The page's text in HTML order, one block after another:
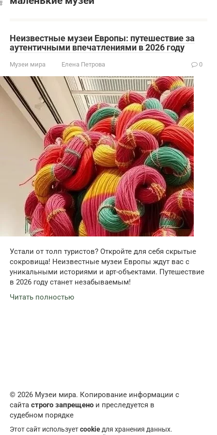
Неизвестные музеи Европы: путешествие за
аутентичными впечатлениями в 2026 году
Музеи мира Елена Петрова 0
Устали от толп туристов? Откройте для себя скрытые
сокровища! Неизвестные музеи Европы ждут вас с
уникальными историями и арт-объектами. Путешествие
в 2026 году станет незабываемым!
Читать полностью
© 2026 Музеи мира. Копирование информации с
сайта строго запрещено и преследуется в
судебном порядке
Этот сайт используетcookie для хранения данных.